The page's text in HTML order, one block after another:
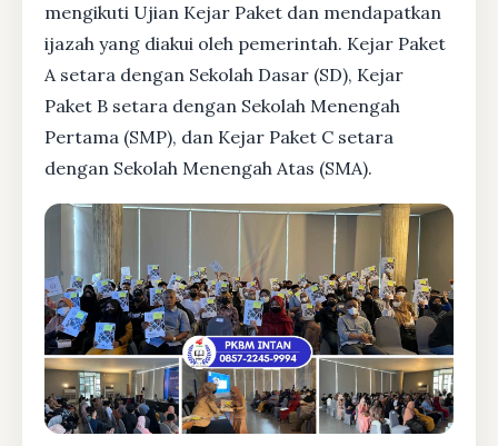
mengikuti Ujian Kejar Paket dan mendapatkan
ijazah yang diakui oleh pemerintah. Kejar Paket
A setara dengan Sekolah Dasar (SD), Kejar
Paket B setara dengan Sekolah Menengah
Pertama (SMP), dan Kejar Paket C setara
dengan Sekolah Menengah Atas (SMA).